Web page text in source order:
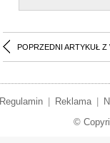
POPRZEDNI ARTYKUŁ Z
Regulamin Reklama
©